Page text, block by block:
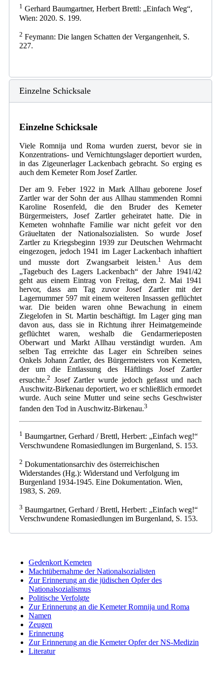
1 Gerhard Baumgartner, Herbert Brettl: „Einfach Weg“,
Wien: 2020. S. 199.
2 Feymann: Die langen Schatten der Vergangenheit, S.
227.
Einzelne Schicksale
Einzelne Schicksale
Viele Romnija und Roma wurden zuerst, bevor sie in
Konzentrations- und Vernichtungslager deportiert wurden,
in das Zigeunerlager Lackenbach gebracht. So erging es
auch dem Kemeter Rom Josef Zartler.
Der am 9. Feber 1922 in Mark Allhau geborene Josef
Zartler war der Sohn der aus Allhau stammenden Romni
Karoline Rosenfeld, die den Bruder des Kemeter
Bürgermeisters, Josef Zartler geheiratet hatte. Die in
Kemeten wohnhafte Familie war nicht gefeit vor den
Gräueltaten der Nationalsozialisten. So wurde Josef
Zartler zu Kriegsbeginn 1939 zur Deutschen Wehrmacht
eingezogen, jedoch 1941 im Lager Lackenbach inhaftiert
und musste dort Zwangsarbeit leisten.1
Aus dem
„Tagebuch des Lagers Lackenbach“ der Jahre 1941/42
geht aus einem Eintrag von Freitag, dem 2. Mai 1941
hervor, dass am Tag zuvor Josef Zartler mit der
Lagernummer 597 mit einem weiteren Insassen geflüchtet
war. Die beiden waren ohne Bewachung in einem
Ziegelofen in St. Martin beschäftigt. Im Lager ging man
davon aus, dass sie in Richtung ihrer Heimatgemeinde
geflüchtet waren, weshalb die Gendarmerieposten
Oberwart und Markt Allhau verständigt wurden. Am
selben Tag erreichte das Lager ein Schreiben seines
Onkels Johann Zartler, des Bürgermeisters von Kemeten,
der um die Entlassung des Häftlings Josef Zartler
ersuchte.2 Josef Zartler wurde jedoch gefasst und nach
Auschwitz-Birkenau deportiert, wo er schließlich ermordet
wurde. Auch seine Mutter und seine sechs Geschwister
fanden den Tod in Auschwitz-Birkenau.3
1 Baumgartner, Gerhard / Brettl, Herbert: „Einfach weg!“
Verschwundene Romasiedlungen im Burgenland, S. 153.
2 Dokumentationsarchiv des österreichischen
Widerstandes (Hg.): Widerstand und Verfolgung im
Burgenland 1934-1945. Eine Dokumentation. Wien,
1983, S. 269.
3 Baumgartner, Gerhard / Brettl, Herbert: „Einfach weg!“
Verschwundene Romasiedlungen im Burgenland, S. 153.
Gedenkort Kemeten
Machtübernahme der Nationalsozialisten
Zur Erinnerung an die jüdischen Opfer des
Nationalsozialismus
Politische Verfolgte
Zur Erinnerung an die Kemeter Romnija und Roma
Namen
Zeugen
Erinnerung
Zur Erinnerung an die Kemeter Opfer der NS-Medizin
Literatur